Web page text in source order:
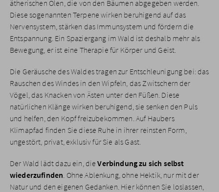
ätherischen Ölen, die von den Bäumen abgegeben werden.
Diese sogenannten Terpene wirken beruhigend auf das
Nervensystem, stärken das Immunsystem und fördern die
Entspannung. Ein Spaziergang im Wald ist deshalb mehr als
Bewegung, er ist eine Therapie für Körper und Geist.
Die Geräusche des Waldes tragen zur Entschleunigung bei: das
Rauschen des Windes in den Wipfeln, das Zwitschern der
Vögel, das Knacken von Ästen unter den Füßen. Diese
natürlichen Klänge wirken beruhigend, sie senken den Puls
und helfen, den Kopf freizubekommen. Auf Haubers
Klimapfad finden Sie diese Ruhe in ihrer reinsten Form,
ungestört, privat, exklusiv für Sie als Gast.
Der Wald lädt dazu ein, dieVerbindung zu sich selbst
wiederzufinden. Ohne Ablenkung, ohne Hektik, nur mit der
Natur und den eigenen Gedanken. Hier können Sie loslassen,